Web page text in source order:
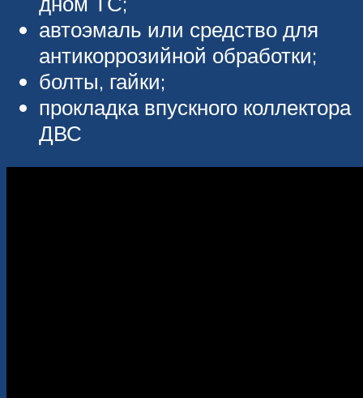
автоэмаль или средство для
антикоррозийной обработки;
болты, гайки;
прокладка впускного коллектора
ДВС